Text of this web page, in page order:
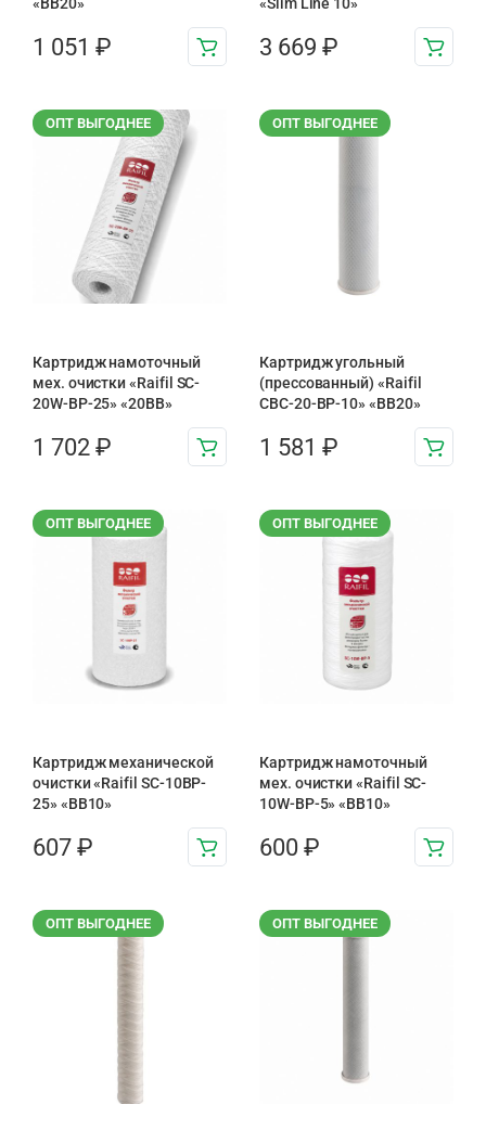
1 051 ₽ 3 669 ₽
ОПТ ВЫГОДНЕЕ
Картридж намоточный
мех. очистки «Raifil SC-
20W-BP-25» «20BB»
1 702 ₽
ОПТ ВЫГОДНЕЕ
Картридж угольный
(прессованный) «Raifil
CBC-20-BP-10» «BB20»
1 581 ₽
ОПТ ВЫГОДНЕЕ
Картридж механической
очистки «Raifil SC-10BP-
25» «BB10»
607 ₽
ОПТ ВЫГОДНЕЕ
Картридж намоточный
мех. очистки «Raifil SC-
10W-BP-5» «BB10»
600 ₽
ОПТ ВЫГОДНЕЕ ОПТ ВЫГОДНЕЕ